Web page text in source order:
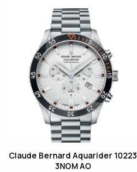
Claude Bernard Aquarider 10223
3NOM AO